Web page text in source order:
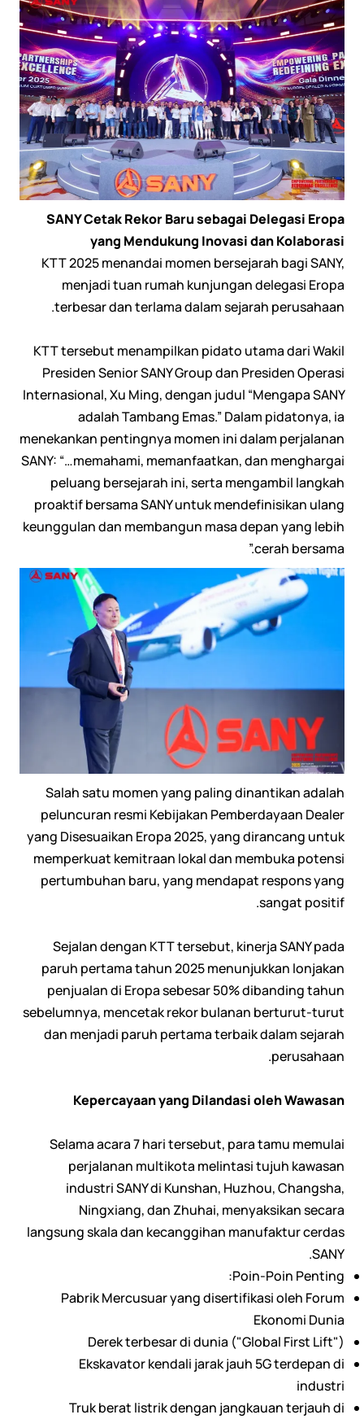
SANY Cetak Rekor Baru sebagai Delegasi Eropa
yang Mendukung Inovasi dan Kolaborasi
KTT 2025 menandai momen bersejarah bagi SANY,
menjadi tuan rumah kunjungan delegasi Eropa
terbesar dan terlama dalam sejarah perusahaan.
KTT tersebut menampilkan pidato utama dari Wakil
Presiden Senior SANY Group dan Presiden Operasi
Internasional, Xu Ming, dengan judul “Mengapa SANY
adalah Tambang Emas.” Dalam pidatonya, ia
menekankan pentingnya momen ini dalam perjalanan
SANY: “…memahami, memanfaatkan, dan menghargai
peluang bersejarah ini, serta mengambil langkah
proaktif bersama SANY untuk mendefinisikan ulang
keunggulan dan membangun masa depan yang lebih
cerah bersama.”
Salah satu momen yang paling dinantikan adalah
peluncuran resmi Kebijakan Pemberdayaan Dealer
yang Disesuaikan Eropa 2025, yang dirancang untuk
memperkuat kemitraan lokal dan membuka potensi
pertumbuhan baru, yang mendapat respons yang
sangat positif.
Sejalan dengan KTT tersebut, kinerja SANY pada
paruh pertama tahun 2025 menunjukkan lonjakan
penjualan di Eropa sebesar 50% dibanding tahun
sebelumnya, mencetak rekor bulanan berturut-turut
dan menjadi paruh pertama terbaik dalam sejarah
perusahaan.
Kepercayaan yang Dilandasi oleh Wawasan
Selama acara 7 hari tersebut, para tamu memulai
perjalanan multikota melintasi tujuh kawasan
industri SANY di Kunshan, Huzhou, Changsha,
Ningxiang, dan Zhuhai, menyaksikan secara
langsung skala dan kecanggihan manufaktur cerdas
SANY.
Poin-Poin Penting:
Pabrik Mercusuar yang disertifikasi oleh Forum
Ekonomi Dunia
Derek terbesar di dunia ("Global First Lift")
Ekskavator kendali jarak jauh 5G terdepan di
industri
Truk berat listrik dengan jangkauan terjauh di